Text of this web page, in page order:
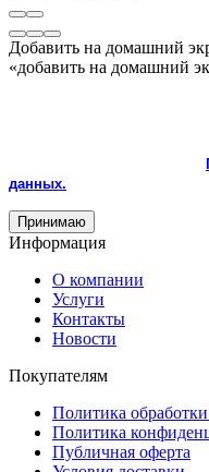
Добавить на домашний
«добавить на домашний
данных.
Принимаю
Информация
О компании
Услуги
Контакты
Новости
Покупателям
Политика
Политика
Публичная оферта